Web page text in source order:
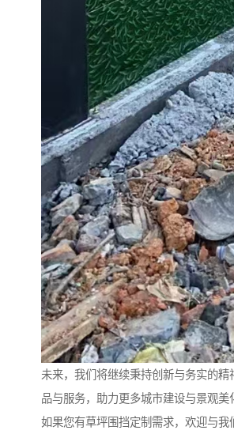
未来，我们将继续秉持创新与务实的精
品与服务，助力更多城市建设与景观美
如果您有草坪围挡定制需求，欢迎与我